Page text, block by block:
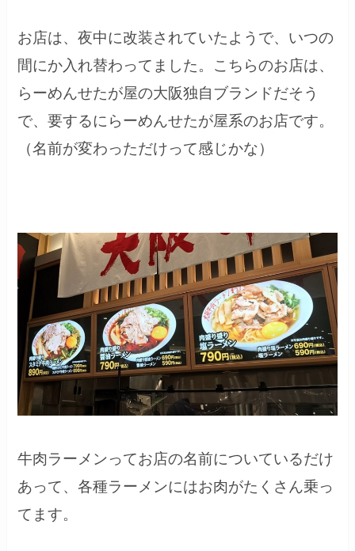
お店は、夜中に改装されていたようで、いつの
間にか入れ替わってました。こちらのお店は、
らーめんせたが屋の大阪独自ブランドだそう
で、要するにらーめんせたが屋系のお店です。
（名前が変わっただけって感じかな）
牛肉ラーメンってお店の名前についているだけ
あって、各種ラーメンにはお肉がたくさん乗っ
てます。